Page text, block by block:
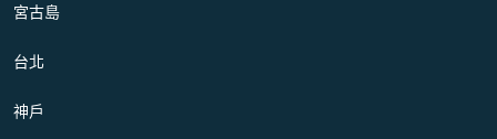
宮古島
台北
神戶